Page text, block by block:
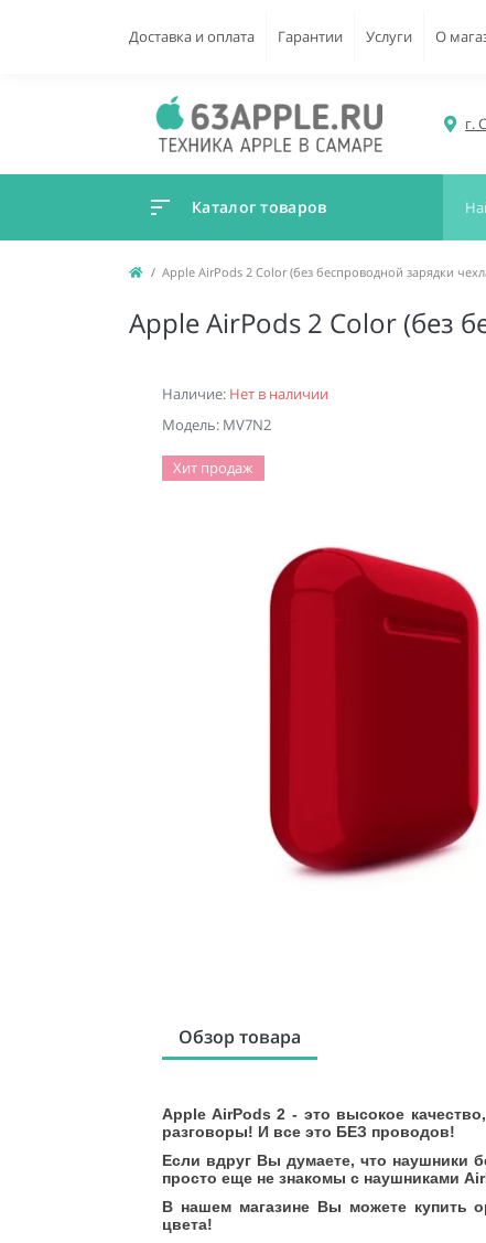
Доставка и оплата Гарантии Услуги О
г.
Каталог товаров
Apple AirPods 2 Color (без беспроводной зарядки
Apple AirPods 2 Color (без
Наличие: Нет в наличии
Модель: MV7N2
Хит продаж
Обзор товара
Apple AirPods 2 - это высокое
разговоры! И все это БЕЗ проводов!
Если вдруг Вы думаете, что наушники
просто еще не знакомы с наушниками
В нашем магазине Вы можете купить
цвета!